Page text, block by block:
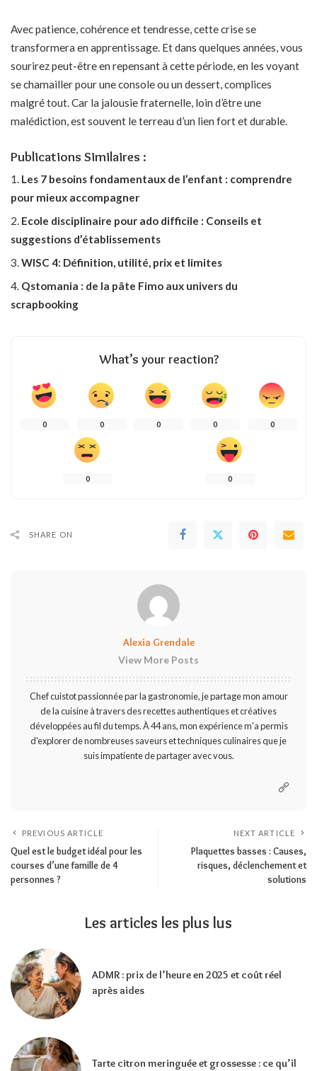
Avec patience, cohérence et tendresse, cette crise se
transformera en apprentissage. Et dans quelques années, vous
sourirez peut-être en repensant à cette période, en les voyant
se chamailler pour une console ou un dessert, complices
malgré tout. Car la jalousie fraternelle, loin d’être une
malédiction, est souvent le terreau d’un lien fort et durable.
Publications Similaires :
Les 7 besoins fondamentaux de l’enfant : comprendre
pour mieux accompagner
Ecole disciplinaire pour ado difficile : Conseils et
suggestions d’établissements
WISC 4: Définition, utilité, prix et limites
Qstomania : de la pâte Fimo aux univers du
scrapbooking
What’s your reaction?
0 0 0 0 0
0 0
SHARE ON
Alexia Grendale
View More Posts
Chef cuistot passionnée par la gastronomie, je partage mon amour
de la cuisine à travers des recettes authentiques et créatives
développées au fil du temps. À 44 ans, mon expérience m'a permis
d'explorer de nombreuses saveurs et techniques culinaires que je
suis impatiente de partager avec vous.
PREVIOUS ARTICLE
Quel est le budget idéal pour les
courses d’une famille de 4
personnes ?
NEXT ARTICLE
Plaquettes basses : Causes,
risques, déclenchement et
solutions
Les articles les plus lus
ADMR : prix de l’heure en 2025 et coût réel
après aides
Tarte citron meringuée et grossesse : ce qu’il